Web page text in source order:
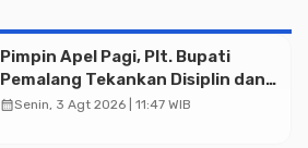
Pimpin Apel Pagi, Plt. Bupati
Pemalang Tekankan Disiplin dan
Soliditas ASN untuk Pelayanan
calendar_monthSenin, 3 Agt 2026 | 11:47 WIB